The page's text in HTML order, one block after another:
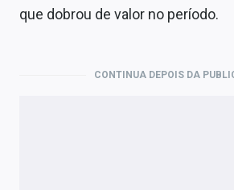
que dobrou de valor no período.
CONTINUA DEPOIS DA